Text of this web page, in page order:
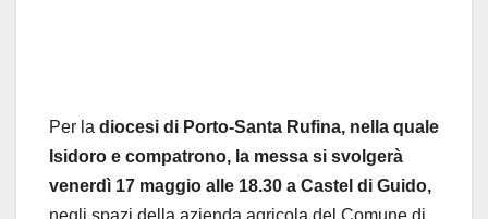
Per la diocesi di Porto-Santa Rufina, nella quale
Isidoro e compatrono, la messa si svolgerà
venerdì 17 maggio alle 18.30 a Castel di Guido,